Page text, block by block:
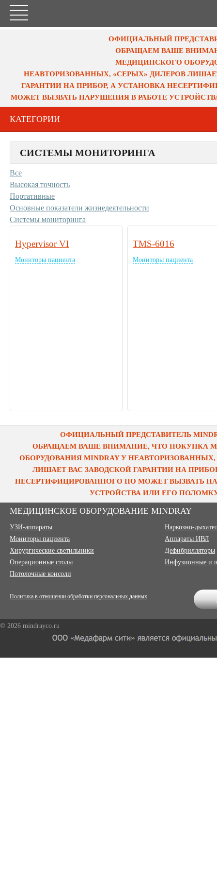
ОФИЦИАЛЬНЫЙ
ОБРАЩАЕМ ВАШЕ
МЕДИЦИНСКОГО
НЕАВТОРИЗОВАННЫХ, «СЕРЫХ» ДИЛЕРОВ
ГАРАНТИИ НА ПРИБОР, А УСТАНОВКА
МОЖЕТ ВЫЗВАТЬ НАРУШЕНИЯ В РАБОТЕ
КАТЕГОРИИ
СИСТЕМЫ МОНИТОРИНГА
Все
Высокая точность
Портативные
Основные показатели жизнедеятельности
Системы мониторинга
Hypervisor VI
Мониторы пациента
TMS-6016
Мониторы пациента
ОФИЦИАЛЬНЫЙ ПРЕДСТАВИТЕЛЬ
ОБРАЩАЕМ ВАШЕ ВНИМАНИЕ, ЧТО ПОКУПКА
ОБОРУДОВАНИЯ MINDRAY У
ЛИШАЕТ ВАС ЗАВОДСКОЙ ГАРАНТИИ НА
НЕСЕРТИФИЦИРОВАННОГО ПО МОЖЕТ ВЫЗВАТЬ
УСТРОЙСТВА ИЛИ ЕГО
МЕДИЦИНСКОЕ ОБОРУДОВАНИЕ MINDRAY
УЗИ-аппараты
Мониторы пациента
Хирургические светильники
Операционные столы
Потолочные консоли
Наркозно-
Аппараты ИВЛ
Дефибрилляторы
Инфузионные и
Политика в отношении обработки персональных данных
© 2026 mindrayco.ru